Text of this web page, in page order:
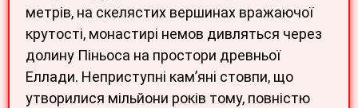
метрів, на скелястих вершинах вражаючої
крутості, монастирі немов дивляться через
долину Піньоса на простори древньої
Еллади. Неприступні кам’яні стовпи, що
утворилися мільйони років тому, повністю